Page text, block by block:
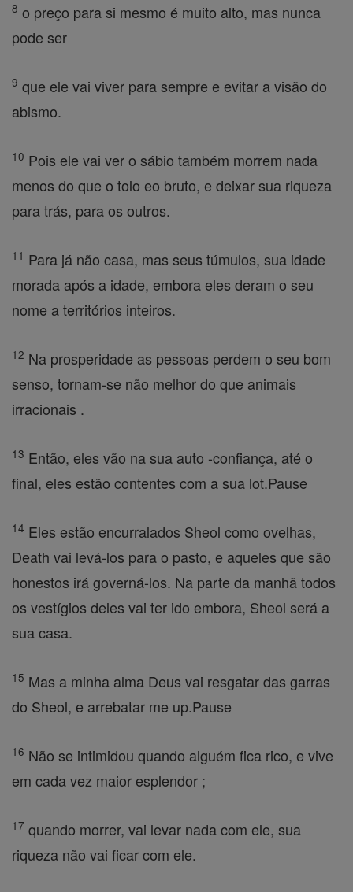
8 o preço para si mesmo é muito alto, mas nunca
pode ser
9 que ele vai viver para sempre e evitar a visão do
abismo.
10 Pois ele vai ver o sábio também morrem nada
menos do que o tolo eo bruto, e deixar sua riqueza
para trás, para os outros.
11 Para já não casa, mas seus túmulos, sua idade
morada após a idade, embora eles deram o seu
nome a territórios inteiros.
12 Na prosperidade as pessoas perdem o seu bom
senso, tornam-se não melhor do que animais
irracionais .
13 Então, eles vão na sua auto -confiança, até o
final, eles estão contentes com a sua lot.Pause
14 Eles estão encurralados Sheol como ovelhas,
Death vai levá-los para o pasto, e aqueles que são
honestos irá governá-los. Na parte da manhã todos
os vestígios deles vai ter ido embora, Sheol será a
sua casa.
15 Mas a minha alma Deus vai resgatar das garras
do Sheol, e arrebatar me up.Pause
16 Não se intimidou quando alguém fica rico, e vive
em cada vez maior esplendor ;
17 quando morrer, vai levar nada com ele, sua
riqueza não vai ficar com ele.